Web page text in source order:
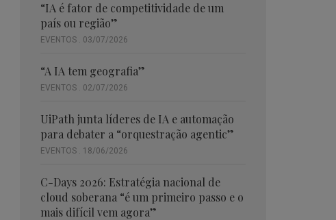
“IA é fator de competitividade de um
país ou região”
EVENTOS . 03/07/2026
“A IA tem geografia”
EVENTOS . 02/07/2026
UiPath junta líderes de IA e automação
para debater a “orquestração agentic”
EVENTOS . 18/06/2026
C-Days 2026: Estratégia nacional de
cloud soberana “é um primeiro passo e o
mais difícil vem agora”